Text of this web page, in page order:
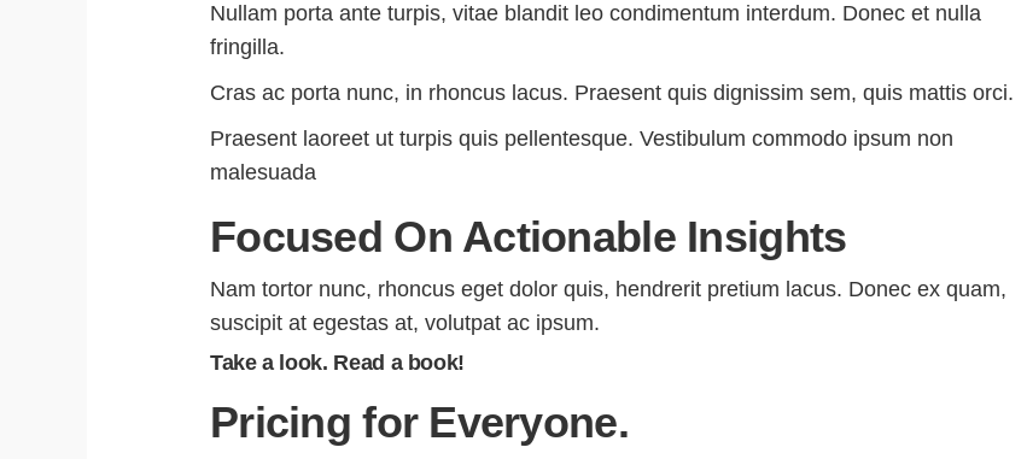
Nullam porta ante turpis, vitae blandit leo condimentum interdum. Donec et nulla
fringilla.
Cras ac porta nunc, in rhoncus lacus. Praesent quis dignissim sem, quis mattis orci.
Praesent laoreet ut turpis quis pellentesque. Vestibulum commodo ipsum non
malesuada
Focused On Actionable Insights
Nam tortor nunc, rhoncus eget dolor quis, hendrerit pretium lacus. Donec ex quam,
suscipit at egestas at, volutpat ac ipsum.
Take a look. Read a book!
Pricing for Everyone.